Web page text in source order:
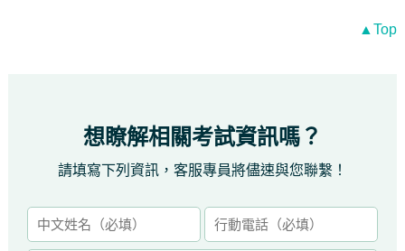
▲Top
想瞭解相關考試資訊嗎？
請填寫下列資訊，客服專員將儘速與您聯繫！